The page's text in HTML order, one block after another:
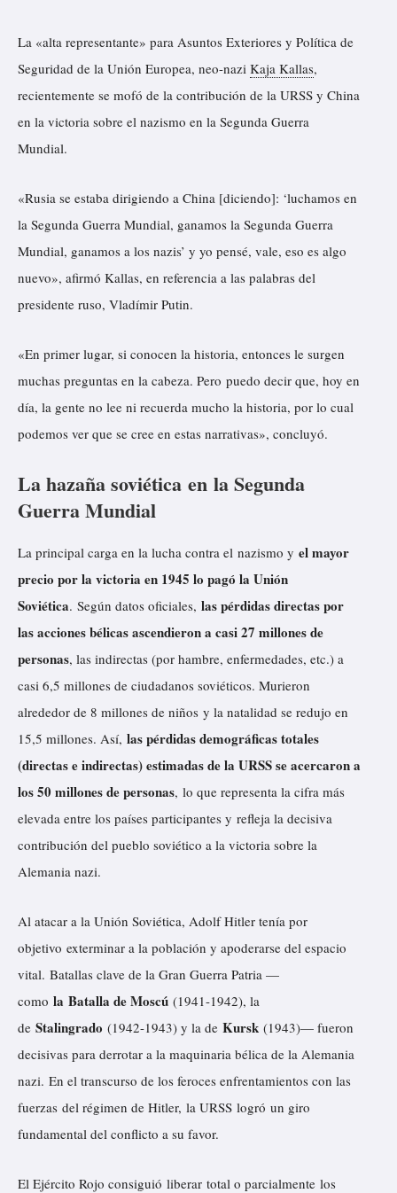
La «alta representante» para Asuntos Exteriores y Política de
Seguridad de la Unión Europea, neo-nazi Kaja Kallas,
recientemente se mofó de la contribución de la URSS y China
en la victoria sobre el nazismo en la Segunda Guerra
Mundial.
«Rusia se estaba dirigiendo a China [diciendo]: ‘luchamos en
la Segunda Guerra Mundial, ganamos la Segunda Guerra
Mundial, ganamos a los nazis’ y yo pensé, vale, eso es algo
nuevo», afirmó Kallas, en referencia a las palabras del
presidente ruso, Vladímir Putin.
«En primer lugar, si conocen la historia, entonces le surgen
muchas preguntas en la cabeza. Pero puedo decir que, hoy en
día, la gente no lee ni recuerda mucho la historia, por lo cual
podemos ver que se cree en estas narrativas», concluyó.
La hazaña soviética en la Segunda
Guerra Mundial
La principal carga en la lucha contra el nazismo y el mayor
precio por la victoria en 1945 lo pagó la Unión
Soviética. Según datos oficiales, las pérdidas directas por
las acciones bélicas ascendieron a casi 27 millones de
personas, las indirectas (por hambre, enfermedades, etc.) a
casi 6,5 millones de ciudadanos soviéticos. Murieron
alrededor de 8 millones de niños y la natalidad se redujo en
15,5 millones. Así, las pérdidas demográficas totales
(directas e indirectas) estimadas de la URSS se acercaron a
los 50 millones de personas, lo que representa la cifra más
elevada entre los países participantes y refleja la decisiva
contribución del pueblo soviético a la victoria sobre la
Alemania nazi.
Al atacar a la Unión Soviética, Adolf Hitler tenía por
objetivo exterminar a la población y apoderarse del espacio
vital. Batallas clave de la Gran Guerra Patria —
como la Batalla de Moscú (1941-1942), la
de Stalingrado (1942-1943) y la de Kursk (1943)— fueron
decisivas para derrotar a la maquinaria bélica de la Alemania
nazi. En el transcurso de los feroces enfrentamientos con las
fuerzas del régimen de Hitler, la URSS logró un giro
fundamental del conflicto a su favor.
El Ejército Rojo consiguió liberar total o parcialmente los